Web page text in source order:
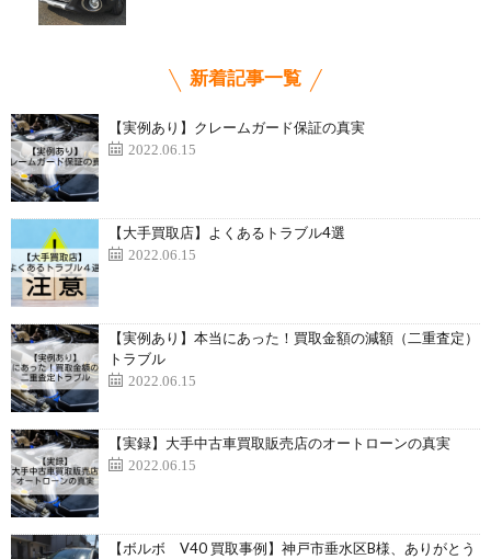
新着記事一覧
【実例あり】クレームガード保証の真実
2022.06.15
【大手買取店】よくあるトラブル4選
2022.06.15
【実例あり】本当にあった！買取金額の減額（二重査定）
トラブル
2022.06.15
【実録】大手中古車買取販売店のオートローンの真実
2022.06.15
【ボルボ V40 買取事例】神戸市垂水区B様、ありがとう